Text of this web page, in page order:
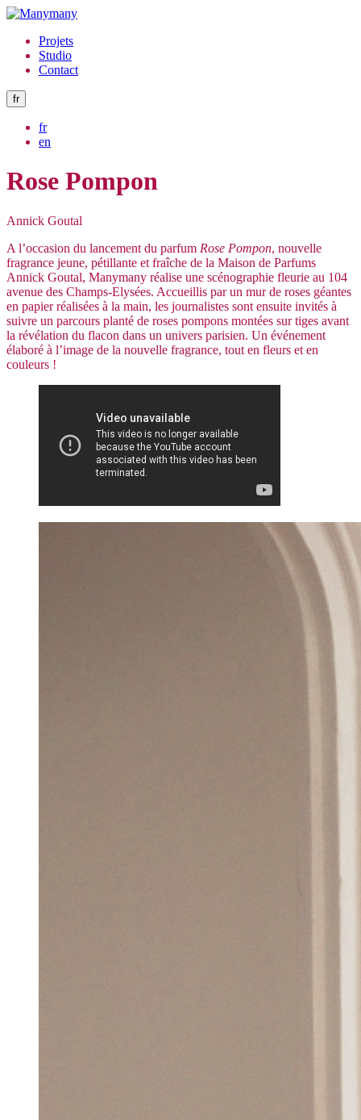
Projets
Studio
Contact
fr
fr
en
Rose Pompon
Annick Goutal
A l’occasion du lancement du parfum Rose Pompon, nouvelle
fragrance jeune, pétillante et fraîche de la Maison de Parfums
Annick Goutal, Manymany réalise une scénographie fleurie au 104
avenue des Champs-Elysées. Accueillis par un mur de roses géantes
en papier réalisées à la main, les journalistes sont ensuite invités à
suivre un parcours planté de roses pompons montées sur tiges avant
la révélation du flacon dans un univers parisien. Un événement
élaboré à l’image de la nouvelle fragrance, tout en fleurs et en
couleurs !